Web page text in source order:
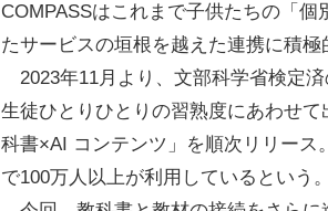
COMPASSはこれまで子供たちの「
たサービスの垣根を越えた連携に積極
2023年11月より、文部科学省検定
生徒ひとりひとりの習熟度にあわせ
科書×AI コンテンツ」を順次リリース
で100万人以上が利用しているという。